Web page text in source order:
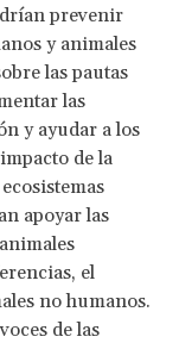
prevenir
y animales
las pautas
las
y ayudar a los
de la
apoyar las
el
no humanos.
de las